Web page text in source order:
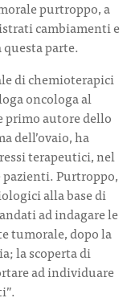
purtroppo, a
cambiamenti e
parte.
di chemioterapici
oncologa al
primo autore dello
dell’ovaio, ha
terapeutici, nel
Purtroppo,
alla base di
ad indagare le
tumorale, dopo la
la scoperta di
ad individuare